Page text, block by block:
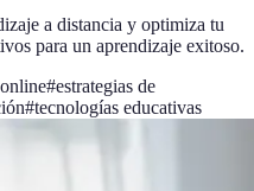
a distancia y optimiza tu
para un aprendizaje exitoso.
#estrategias de
#tecnologías educativas